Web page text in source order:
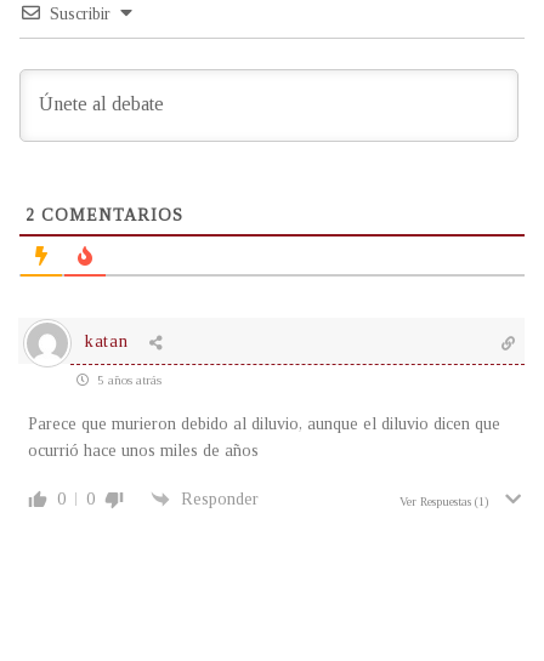
Suscribir
2 COMENTARIOS
katan
5 años atrás
Parece que murieron debido al diluvio, aunque el diluvio dicen que
ocurrió hace unos miles de años
0 0 Responder Ver Respuestas (1)